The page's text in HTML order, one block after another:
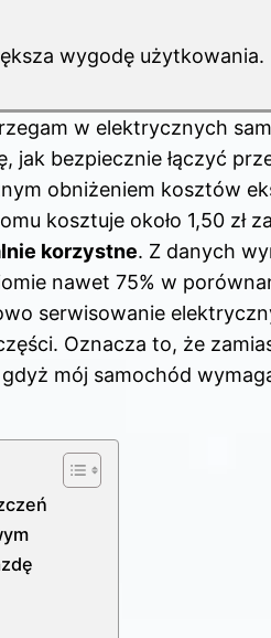
wygodę użytkowania.
w elektrycznych
jak bezpiecznie łączyć
obniżeniem kosztów
kosztuje około 1,50 zł
korzystne. Z danych
nawet 75% w
serwisowanie
Oznacza to, że
mój samochód